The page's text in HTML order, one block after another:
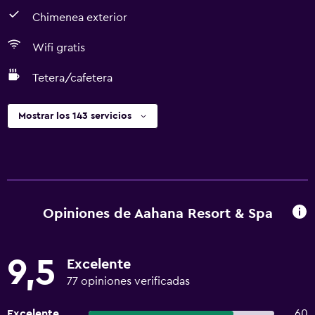
Chimenea exterior
Wifi gratis
Tetera/cafetera
Mostrar los 143 servicios
Opiniones de Aahana Resort & Spa
9,5 Excelente
77 opiniones verificadas